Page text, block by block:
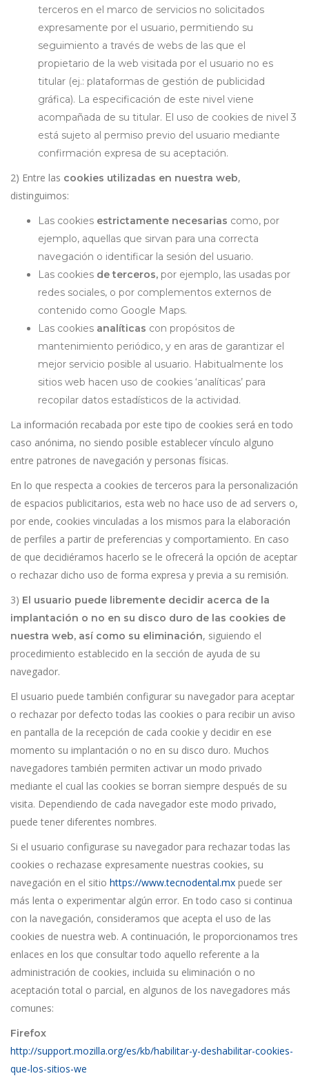
terceros en el marco de servicios no solicitados
expresamente por el usuario, permitiendo su
seguimiento a través de webs de las que el
propietario de la web visitada por el usuario no es
titular (ej.: plataformas de gestión de publicidad
gráfica). La especificación de este nivel viene
acompañada de su titular. El uso de cookies de nivel 3
está sujeto al permiso previo del usuario mediante
confirmación expresa de su aceptación.
2) Entre las cookies utilizadas en nuestra web,
distinguimos:
Las cookies estrictamente necesarias como, por
ejemplo, aquellas que sirvan para una correcta
navegación o identificar la sesión del usuario.
Las cookies de terceros, por ejemplo, las usadas por
redes sociales, o por complementos externos de
contenido como Google Maps.
Las cookies analíticas con propósitos de
mantenimiento periódico, y en aras de garantizar el
mejor servicio posible al usuario. Habitualmente los
sitios web hacen uso de cookies ‘analíticas’ para
recopilar datos estadísticos de la actividad.
La información recabada por este tipo de cookies será en todo
caso anónima, no siendo posible establecer vínculo alguno
entre patrones de navegación y personas físicas.
En lo que respecta a cookies de terceros para la personalización
de espacios publicitarios, esta web no hace uso de ad servers o,
por ende, cookies vinculadas a los mismos para la elaboración
de perfiles a partir de preferencias y comportamiento. En caso
de que decidiéramos hacerlo se le ofrecerá la opción de aceptar
o rechazar dicho uso de forma expresa y previa a su remisión.
3) El usuario puede libremente decidir acerca de la
implantación o no en su disco duro de las cookies de
nuestra web, así como su eliminación, siguiendo el
procedimiento establecido en la sección de ayuda de su
navegador.
El usuario puede también configurar su navegador para aceptar
o rechazar por defecto todas las cookies o para recibir un aviso
en pantalla de la recepción de cada cookie y decidir en ese
momento su implantación o no en su disco duro. Muchos
navegadores también permiten activar un modo privado
mediante el cual las cookies se borran siempre después de su
visita. Dependiendo de cada navegador este modo privado,
puede tener diferentes nombres.
Si el usuario configurase su navegador para rechazar todas las
cookies o rechazase expresamente nuestras cookies, su
navegación en el sitio https://www.tecnodental.mx puede ser
más lenta o experimentar algún error. En todo caso si continua
con la navegación, consideramos que acepta el uso de las
cookies de nuestra web. A continuación, le proporcionamos tres
enlaces en los que consultar todo aquello referente a la
administración de cookies, incluida su eliminación o no
aceptación total o parcial, en algunos de los navegadores más
comunes:
Firefox
http://support.mozilla.org/es/kb/habilitar-y-deshabilitar-cookies-
que-los-sitios-we